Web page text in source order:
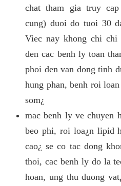
chat tham gia truy
cung) duoi do tuoi 30
Viec nay khong chi chi
den cac benh ly toan
phoi den van dong tinh
hung phan, benh roi
som¿
mac benh ly ve chuyen
beo phi, roi loa¿n lipid
cao¿ se co tac dong
thoi, cac benh ly do la
hoan, ung thu duong